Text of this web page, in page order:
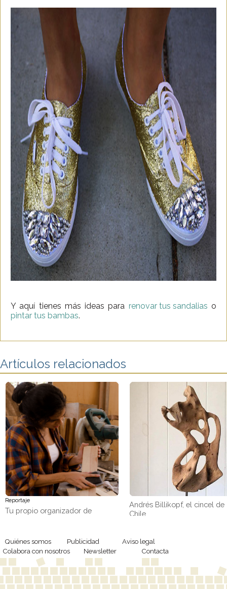
Y aquí tienes más ideas para renovar tus sandalias o
pintar tus bambas.
Artículos relacionados
Reportaje
Tu propio organizador de
Andrés Billikopf, el cincel de
Chile
Quiénes somos Publicidad
Aviso legal
Colabora con nosotros
Newsletter Contacta